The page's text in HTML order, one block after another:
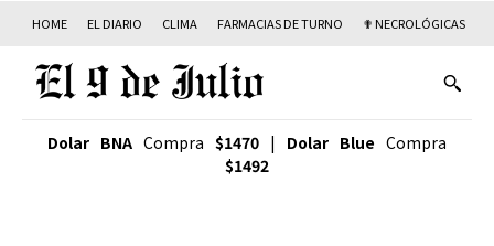
HOME EL DIARIO CLIMA FARMACIAS DE TURNO ✟ NECROLÓGICAS
Dolar BNA Compra $1470 | Dolar Blue Compra
$1492